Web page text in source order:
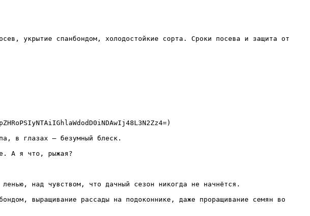
укрытие спанбондом, холодостойкие сорта. Сроки посева и защита от
в глазах — безумный блеск.
А я что, рыжая?
над чувством, что дачный сезон никогда не начнётся.
выращивание рассады на подоконнике, даже проращивание семян во